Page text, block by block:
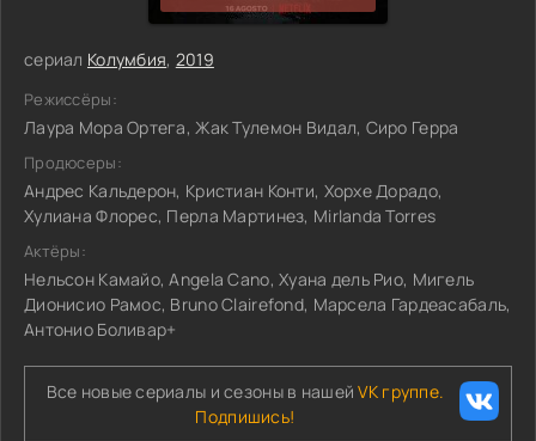
сериал Колумбия, 2019
Режиссёры:
Лаура Мора Ортега, Жак Тулемон Видал, Сиро Герра
Продюсеры:
Андрес Кальдерон, Кристиан Конти, Хорхе Дорадо,
Хулиана Флорес, Перла Мартинез, Mirlanda Torres
Актёры:
Нельсон Камайо, Angela Cano, Хуана дель Рио, Мигель
Дионисио Рамос, Bruno Clairefond, Марсела Гардеасабаль,
Антонио Боливар+
Все новые сериалы и сезоны в нашейVK группе.
Подпишись!